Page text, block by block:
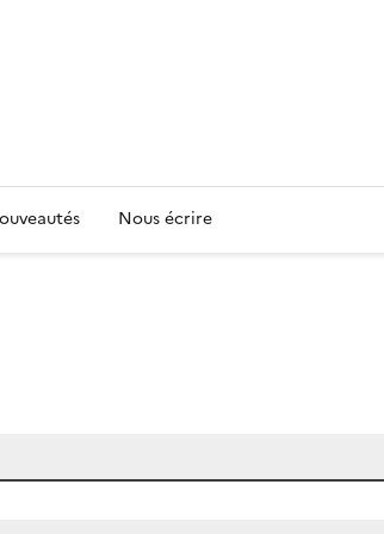
Nous écrire